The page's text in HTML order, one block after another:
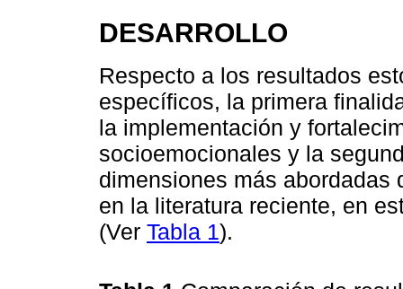
DESARROLLO
Respecto a los resultados
específicos, la primera
la implementación y
socioemocionales y la
dimensiones más
en la literatura reciente, en
(Ver Tabla 1).